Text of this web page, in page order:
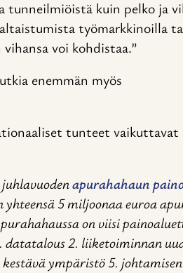
tunneilmiöistä kuin pelko ja
työmarkkinoilla
voi kohdistaa.”
enemmän myös
tunteet vaikuttavat
apurahahaun
5 miljoonaa euroa
on viisi
2. liiketoiminnan
ympäristö 5.